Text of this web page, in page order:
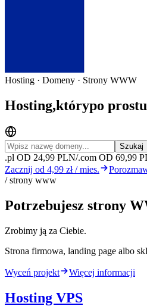
Hosting · Domeny · Strony WWW
Hosting,którypo
Szukaj
.pl OD 24,99 PLN/.com OD 69,99
Zacznij od 4,99 zł / mies.
/ strony www
Potrzebujesz strony
Zrobimy ją za Ciebie.
Strona firmowa, landing page albo
Wyceń projekt Więcej informacji
Hosting VPS